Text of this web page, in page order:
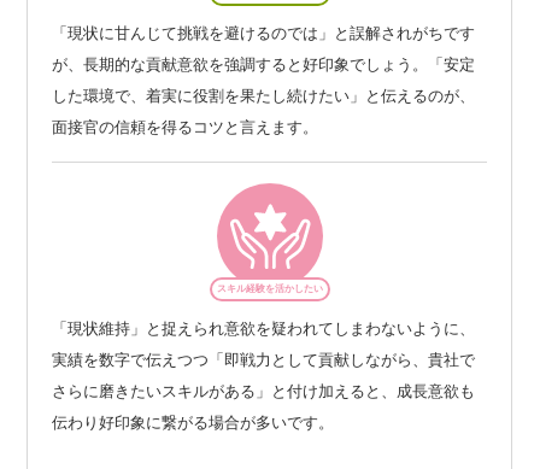
「現状に甘んじて挑戦を避けるのでは」と誤解されがちです
が、長期的な貢献意欲を強調すると好印象でしょう。「安定
した環境で、着実に役割を果たし続けたい」と伝えるのが、
面接官の信頼を得るコツと言えます。
スキル経験を活かしたい
「現状維持」と捉えられ意欲を疑われてしまわないように、
実績を数字で伝えつつ「即戦力として貢献しながら、貴社で
さらに磨きたいスキルがある」と付け加えると、成長意欲も
伝わり好印象に繋がる場合が多いです。